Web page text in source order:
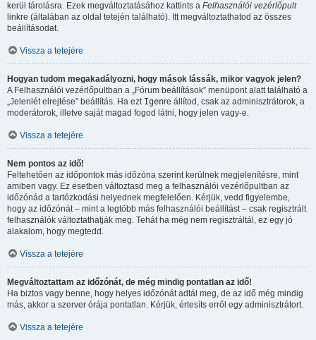
kerül tárolásra. Ezek megváltoztatásához kattints a Felhasználói vezérlőpult
linkre (általában az oldal tetején található). Itt megváltoztathatod az összes
beállításodat.
Vissza a tetejére
Hogyan tudom megakadályozni, hogy mások lássák, mikor vagyok jelen?
A Felhasználói vezérlőpultban a „Fórum beállítások” menüpont alatt található a
„Jelenlét elrejtése” beállítás. Ha ezt Igenre állítod, csak az adminisztrátorok, a
moderátorok, illetve saját magad fogod látni, hogy jelen vagy-e.
Vissza a tetejére
Nem pontos az idő!
Feltehetően az időpontok más időzóna szerint kerülnek megjelenítésre, mint
amiben vagy. Ez esetben változtasd meg a felhasználói vezérlőpultban az
időzónád a tartózkodási helyednek megfelelően. Kérjük, vedd figyelembe,
hogy az időzónát – mint a legtöbb más felhasználói beállítást – csak regisztrált
felhasználók változtathatják meg. Tehát ha még nem regisztráltál, ez egy jó
alakalom, hogy megtedd.
Vissza a tetejére
Megváltoztattam az időzónát, de még mindig pontatlan az idő!
Ha biztos vagy benne, hogy helyes időzónát adtál meg, de az idő még mindig
más, akkor a szerver órája pontatlan. Kérjük, értesíts erről egy adminisztrátort.
Vissza a tetejére